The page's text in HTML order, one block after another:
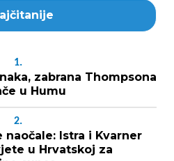
1.
zabrana Thompsona
u Humu
2.
Istra i Kvarner
u Hrvatskoj za